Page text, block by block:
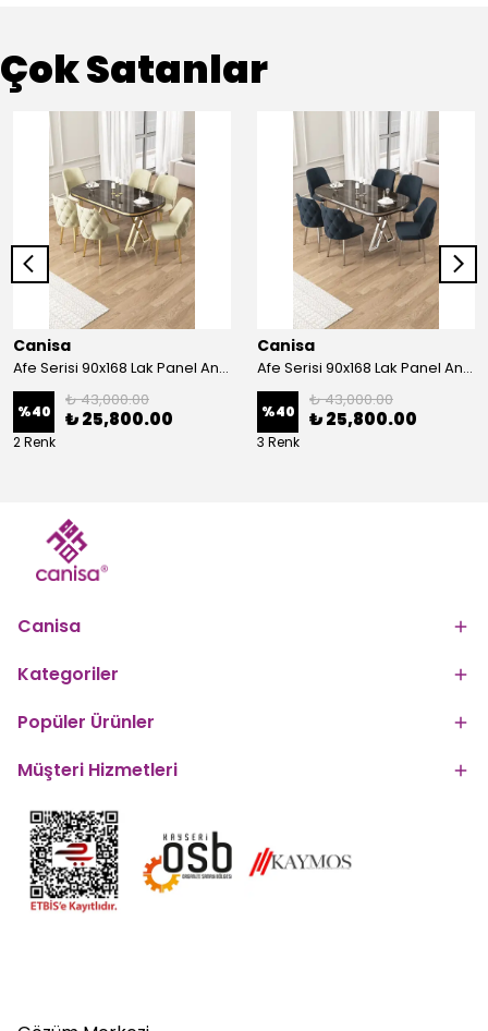
Çok Satanlar
Canisa
Afe Serisi 90x168 Lak Panel Antrasit İroni Masa ve 6 Sandalye Gold Kaplama Ayak
%40
₺ 43,000.00
₺ 25,800.00
2 Renk
Canisa
Afe Serisi 90x168 Lak Panel Antrasit İroni Masa ve 6 Sandalye Krom Kaplama Ayak
%40
₺ 43,000.00
₺ 25,800.00
3 Renk
Canisa
Kategoriler
Popüler Ürünler
Müşteri Hizmetleri